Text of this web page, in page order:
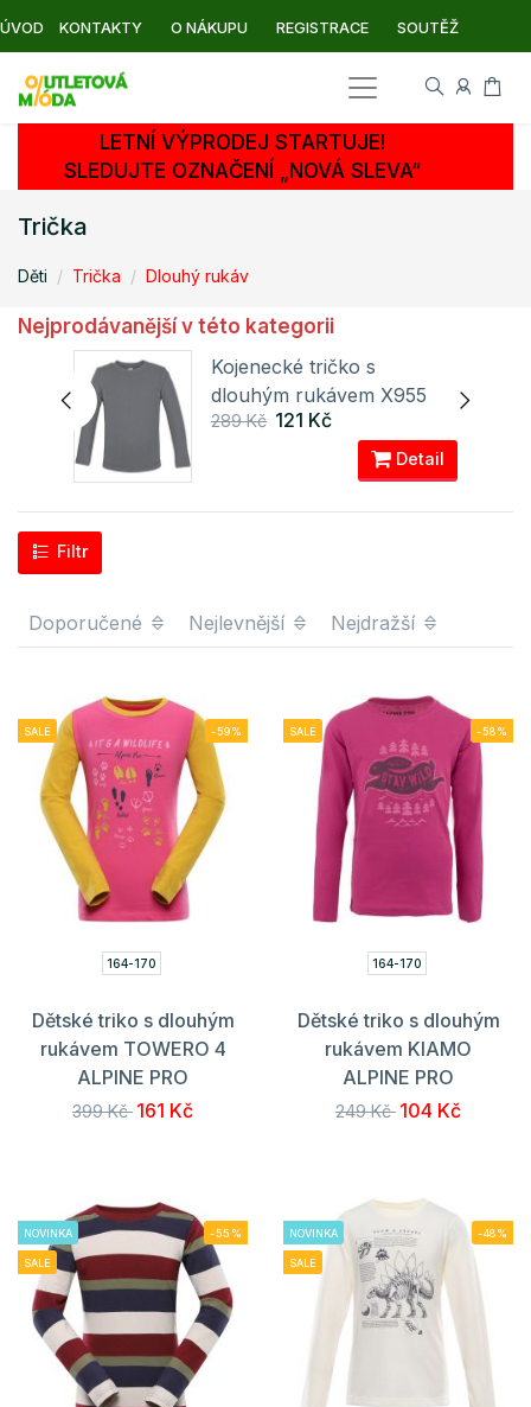
ÚVOD KONTAKTY O NÁKUPU REGISTRACE SOUTĚŽ
LETNÍ VÝPRODEJ STARTUJE!
SLEDUJTE OZNAČENÍ „NOVÁ SLEVA“
Trička
Děti Trička Dlouhý rukáv
Nejprodávanější v této kategorii
Kojenecké tričko s
dlouhým rukávem X955
Link Kids Wear
289 Kč 121 Kč
Detail
Filtr
Doporučené Nejlevnější Nejdražší
SALE -59%
164-170
Dětské triko s dlouhým
rukávem TOWERO 4
ALPINE PRO
399 Kč 161 Kč
SALE -58%
164-170
Dětské triko s dlouhým
rukávem KIAMO
ALPINE PRO
249 Kč 104 Kč
NOVINKA
SALE
-55% NOVINKA
SALE
-48%